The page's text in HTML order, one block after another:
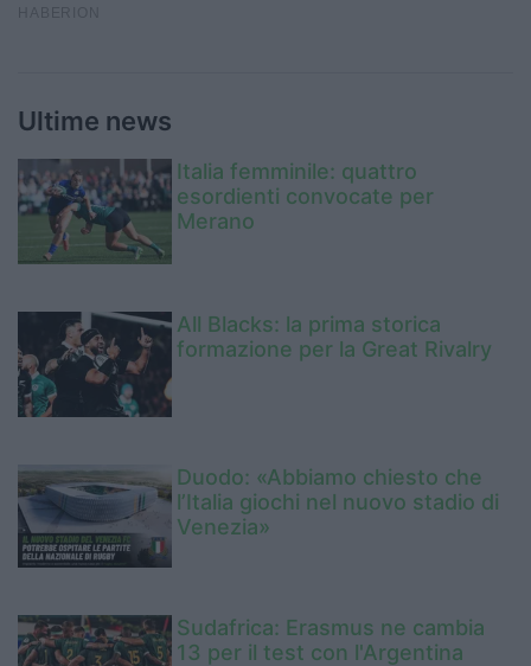
Ultime news
Italia femminile: quattro
esordienti convocate per
Merano
All Blacks: la prima storica
formazione per la Great Rivalry
Duodo: «Abbiamo chiesto che
l’Italia giochi nel nuovo stadio di
Venezia»
Sudafrica: Erasmus ne cambia
13 per il test con l'Argentina